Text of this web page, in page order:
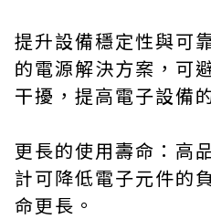
提升設備穩定性與可
的電源解決方案，可
干擾，提高電子設備
更長的使用壽命：高
計可降低電子元件的
命更長。